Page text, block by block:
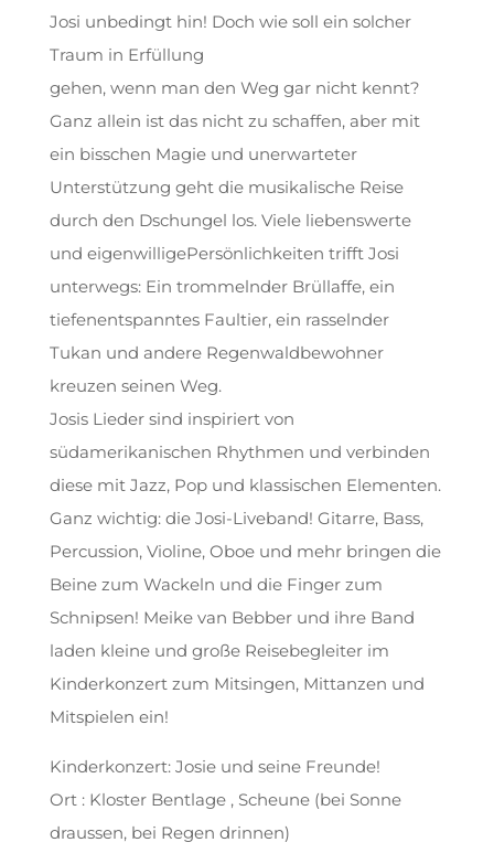
Josi unbedingt hin! Doch wie soll ein solcher
Traum in Erfüllung
gehen, wenn man den Weg gar nicht kennt?
Ganz allein ist das nicht zu schaffen, aber mit
ein bisschen Magie und unerwarteter
Unterstützung geht die musikalische Reise
durch den Dschungel los. Viele liebenswerte
und eigenwilligePersönlichkeiten trifft Josi
unterwegs: Ein trommelnder Brüllaffe, ein
tiefenentspanntes Faultier, ein rasselnder
Tukan und andere Regenwaldbewohner
kreuzen seinen Weg.
Josis Lieder sind inspiriert von
südamerikanischen Rhythmen und verbinden
diese mit Jazz, Pop und klassischen Elementen.
Ganz wichtig: die Josi-Liveband! Gitarre, Bass,
Percussion, Violine, Oboe und mehr bringen die
Beine zum Wackeln und die Finger zum
Schnipsen! Meike van Bebber und ihre Band
laden kleine und große Reisebegleiter im
Kinderkonzert zum Mitsingen, Mittanzen und
Mitspielen ein!
Kinderkonzert: Josie und seine Freunde!
Ort : Kloster Bentlage , Scheune (bei Sonne
draussen, bei Regen drinnen)